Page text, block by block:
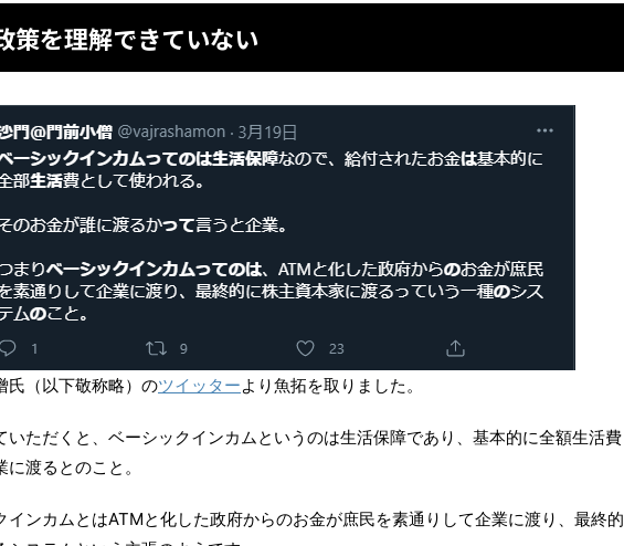
策を理解できていない
氏（以下敬称略）のツイッターより魚拓を取りました。
いただくと、ベーシックインカムというのは生活保障であり、基本的に全額生活費
渡るとのこと。
インカムとはATMと化した政府からのお金が庶民を素通りして企業に渡り、最終的